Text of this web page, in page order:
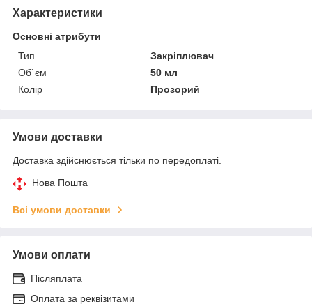
Характеристики
Основні атрибути
Тип
Закріплювач
Об`єм
50 мл
Колір
Прозорий
Умови доставки
Доставка здійснюється тільки по передоплаті.
Нова Пошта
Всі умови доставки
Умови оплати
Післяплата
Оплата за реквізитами